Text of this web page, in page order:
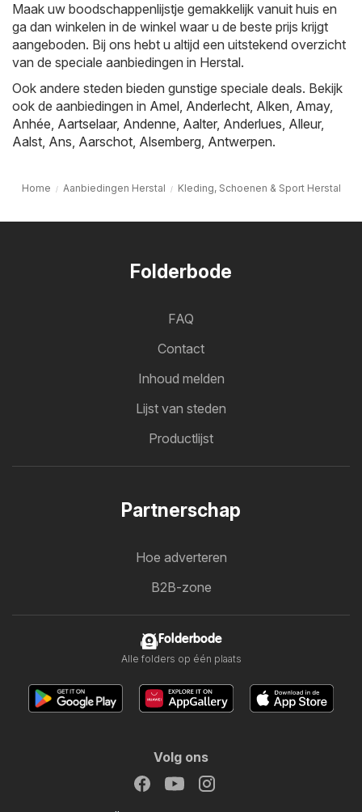
Maak uw boodschappenlijstje gemakkelijk vanuit huis en
ga dan winkelen in de winkel waar u de beste prijs krijgt
aangeboden. Bij ons hebt u altijd een uitstekend overzicht
van de speciale aanbiedingen in Herstal.
Ook andere steden bieden gunstige speciale deals. Bekijk
ook de aanbiedingen in Amel, Anderlecht, Alken, Amay,
Anhée, Aartselaar, Andenne, Aalter, Anderlues, Alleur,
Aalst, Ans, Aarschot, Alsemberg, Antwerpen.
Home Aanbiedingen Herstal Kleding, Schoenen & Sport Herstal
Folderbode
FAQ
Contact
Inhoud melden
Lijst van steden
Productlijst
Partnerschap
Hoe adverteren
B2B-zone
Folderbode
Alle folders op één plaats
Volg ons